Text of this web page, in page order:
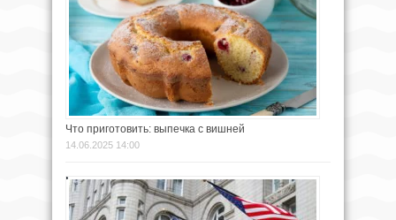
Что приготовить: выпечка с вишней
14.06.2025 14:00